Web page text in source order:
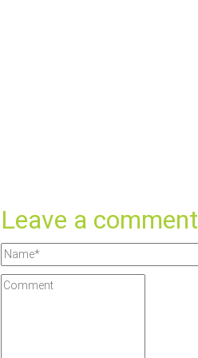
Leave a comment